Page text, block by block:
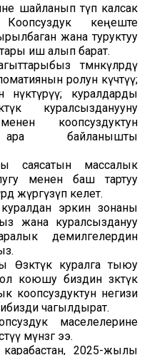
шайланып өтүп калсак
кеңеште
жана туруктуу
иш алып барат.
төмөнкүлөрдү
ролун күчөтүү;
куралдарды
куралсызданууну
коопсуздуктун
байланышты
саясатын массалык
менен баш тартуу
жүргүзүп келет.
куралдан эркин зонаны
жана куралсыздануу
демилгелердин
куралга тыюу
коюшу биздин өзөктүк
коопсуздуктун негизи
чагылдырат.
маселелерине
мүнөзгө ээ.
2025-жылы